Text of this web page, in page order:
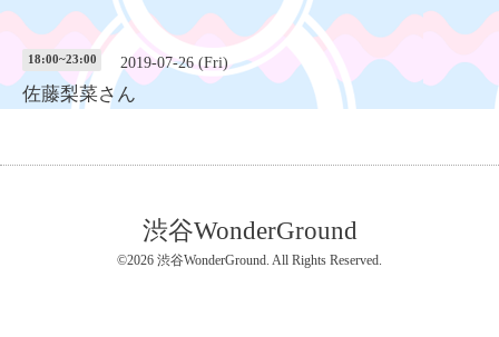
18:00~23:00 2019-07-26 (Fri)
佐藤梨菜さん
渋谷WonderGround
©2026 渋谷WonderGround. All Rights Reserved.